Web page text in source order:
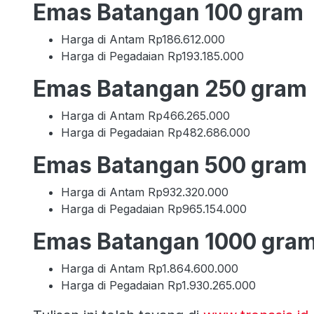
Emas Batangan 100 gram
Harga di Antam Rp186.612.000
Harga di Pegadaian Rp193.185.000
Emas Batangan 250 gram
Harga di Antam Rp466.265.000
Harga di Pegadaian Rp482.686.000
Emas Batangan 500 gram
Harga di Antam Rp932.320.000
Harga di Pegadaian Rp965.154.000
Emas Batangan 1000
Harga di Antam Rp1.864.600.000
Harga di Pegadaian Rp1.930.265.000